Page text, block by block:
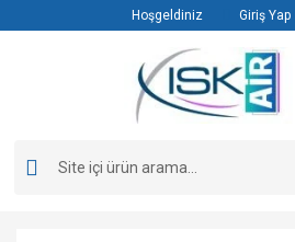
Hoşgeldiniz Giriş Yap